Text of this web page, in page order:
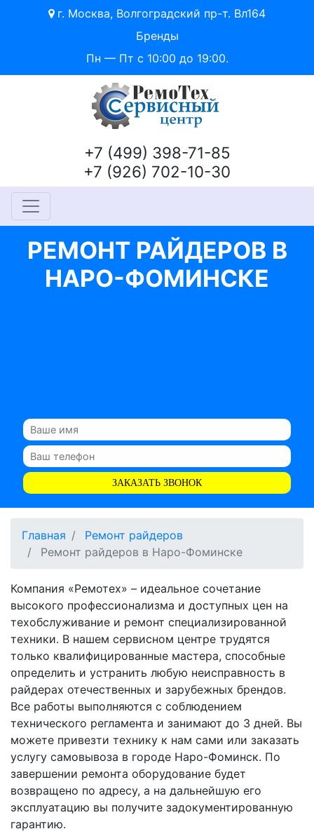
г. Москва, Волгоградский пр-т. Вл164
Бренды
Пн — Пт с 10:00 до 19:00.
+7 (499) 398-71-85
+7 (926) 702-10-30
РЕМОНТ РАЙДЕРОВ В
НАРО-ФОМИНСКЕ
ЗАКАЗАТЬ ЗВОНОК
Главная
Ремонт райдеров
Ремонт райдеров в Наро-Фоминске
Компания «Ремотех» – идеальное сочетание
высокого профессионализма и доступных цен на
техобслуживание и ремонт специализированной
техники. В нашем сервисном центре трудятся
только квалифицированные мастера, способные
определить и устранить любую неисправность в
райдерах отечественных и зарубежных брендов.
Все работы выполняются с соблюдением
технического регламента и занимают до 3 дней. Вы
можете привезти технику к нам сами или заказать
услугу самовывоза в городе Наро-Фоминск. По
завершении ремонта оборудование будет
возвращено по адресу, а на дальнейшую его
эксплуатацию вы получите задокументированную
гарантию.